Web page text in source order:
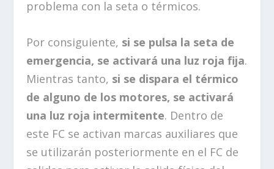
problema con la seta o térmicos.
Por consiguiente, si se pulsa la seta de
emergencia, se activará una luz roja fija.
Mientras tanto, si se dispara el térmico
de alguno de los motores, se activará
una luz roja intermitente. Dentro de
este FC se activan marcas auxiliares que
se utilizarán posteriormente en el FC de